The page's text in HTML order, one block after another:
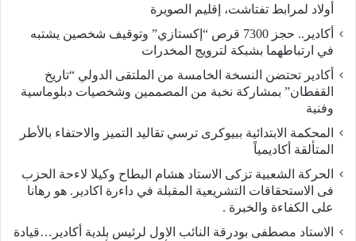
أولاد لمرابط تفتاشت، إقليم الصويرة
أكادير.. حجز 7300 قرص “إكستازي” وتوقيف شخصين يشتبه
في ارتباطهما بشبكة لترويج المخدرات
أكادير تحتضن النسخة الخامسة من الملتقى الدولي “تاريخ
القفطان” بمشاركة نخبة من المصممين وشخصيات دبلوماسية
وفنية
المحكمة الابتدائية ببيوكرى ترسي تقاليد التميز والاحتفاء بالأطر
المتألقة أكاديمياً
الحركة الشعبية تزكى الاستاد هشام البطاح وكيلا لاءحة الحزب
فى الاستحقاقات التشريعية المقبلة في داءرة اكادير. هو رهانا
على الكفاءة والخبرة .
الاستاد مصطفى بودرقة النائب الاول لرئيس بلدية أكادير…قيادة